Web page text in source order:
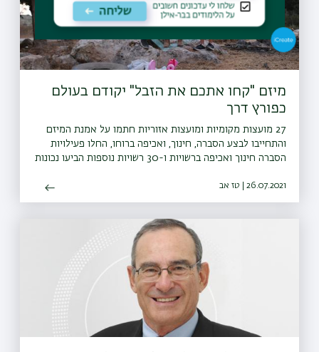
מיזם "קחו אתכם את הזבל" יקודם בעולם
כפורץ דרך
27 מועצות מקומיות ומועצות אזוריות חתמו על אמנת המיזם
והתחייבו לבצע הסברה, חינוך, ואכיפה ברוחו, החלו פעילויות
הסברה חינוך ואכיפה ברשויות ו-30 רשויות נוספות הביעו נכונות
26.07.2021 | טז אב